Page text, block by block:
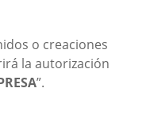
o creaciones
la autorización
”.